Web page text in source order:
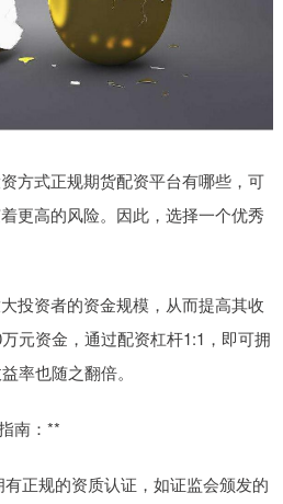
方式正规期货配资平台有哪些，可
更高的风险。因此，选择一个优秀
投资者的资金规模，从而提高其收
元资金，通过配资杠杆1:1，即可拥
率也随之翻倍。
南：**
正规的资质认证，如证监会颁发的